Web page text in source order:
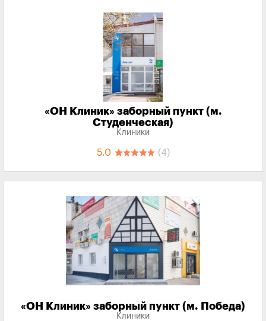
«‎ОН Клиник» заборный пункт (м.
Студенческая)
Клиники
5.0 (4)
«‎ОН Клиник» заборный пункт (м. Победа)
Клиники